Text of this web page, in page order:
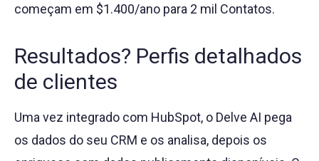
começam em $1.400/ano para 2 mil Contatos.
Resultados? Perfis detalhados
de clientes
Uma vez integrado com HubSpot, o Delve AI pega
os dados do seu CRM e os analisa, depois os